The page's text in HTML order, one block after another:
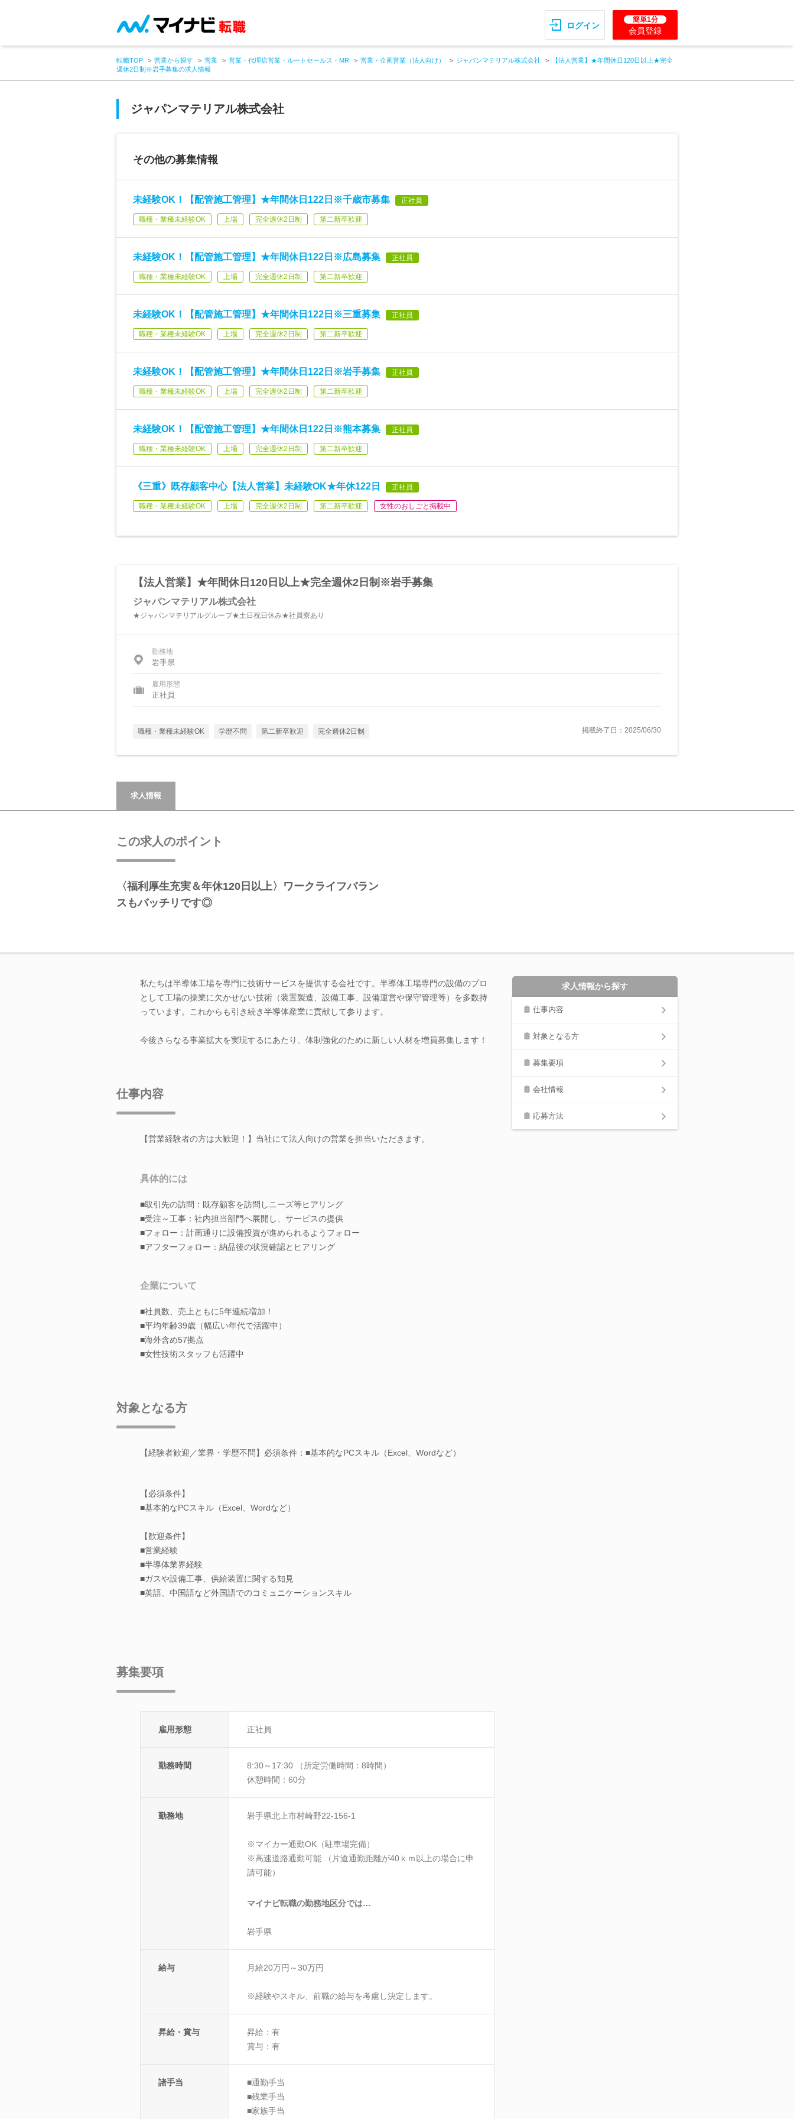
ログイン
簡単1分
会員登録
転職TOP 営業から探す 営業 営業・代理店営業・ルートセールス・MR 営業・企画営業（法人向け） ジャパンマテリアル株式会社
【法人営業】★年間休日120日以上★完全
週休2日制※岩手募集の求人情報
ジャパンマテリアル株式会社
その他の募集情報
未経験OK！【配管施工管理】★年間休日122日※千歳市募集 正社員
職種・業種未経験OK 上場 完全週休2日制 第二新卒歓迎
未経験OK！【配管施工管理】★年間休日122日※広島募集 正社員
職種・業種未経験OK 上場 完全週休2日制 第二新卒歓迎
未経験OK！【配管施工管理】★年間休日122日※三重募集 正社員
職種・業種未経験OK 上場 完全週休2日制 第二新卒歓迎
未経験OK！【配管施工管理】★年間休日122日※岩手募集 正社員
職種・業種未経験OK 上場 完全週休2日制 第二新卒歓迎
未経験OK！【配管施工管理】★年間休日122日※熊本募集 正社員
職種・業種未経験OK 上場 完全週休2日制 第二新卒歓迎
《三重》既存顧客中心【法人営業】未経験OK★年休122日 正社員
職種・業種未経験OK 上場 完全週休2日制 第二新卒歓迎 女性のおしごと掲載中
【法人営業】★年間休日120日以上★完全週休2日制※岩手募集
ジャパンマテリアル株式会社
★ジャパンマテリアルグループ★土日祝日休み★社員寮あり
勤務地
岩手県
雇用形態
正社員
職種・業種未経験OK 学歴不問 第二新卒歓迎 完全週休2日制 掲載終了日：2025/06/30
求人情報
この求人のポイント
〈福利厚生充実＆年休120日以上〉ワークライフバラン
スもバッチリです◎
私たちは半導体工場を専門に技術サービスを提供する会社です。半導体工場専門の設備のプロ
として工場の操業に欠かせない技術（装置製造、設備工事、設備運営や保守管理等）を多数持
っています。これからも引き続き半導体産業に貢献して参ります。
今後さらなる事業拡大を実現するにあたり、体制強化のために新しい人材を増員募集します！
仕事内容
【営業経験者の方は大歓迎！】当社にて法人向けの営業を担当いただきます。
具体的には
■取引先の訪問：既存顧客を訪問しニーズ等ヒアリング
■受注～工事：社内担当部門へ展開し、サービスの提供
■フォロー：計画通りに設備投資が進められるようフォロー
■アフターフォロー：納品後の状況確認とヒアリング
企業について
■社員数、売上ともに5年連続増加！
■平均年齢39歳（幅広い年代で活躍中）
■海外含め57拠点
■女性技術スタッフも活躍中
対象となる方
【経験者歓迎／業界・学歴不問】必須条件：■基本的なPCスキル（Excel、Wordなど）
【必須条件】
■基本的なPCスキル（Excel、Wordなど）
【歓迎条件】
■営業経験
■半導体業界経験
■ガスや設備工事、供給装置に関する知見
■英語、中国語など外国語でのコミュニケーションスキル
募集要項
雇用形態 正社員
勤務時間
8:30～17:30 （所定労働時間：8時間）
休憩時間：60分
勤務地 岩手県北上市村崎野22-156-1
※マイカー通勤OK（駐車場完備）
※高速道路通勤可能 （片道通勤距離が40ｋｍ以上の場合に申
請可能）
マイナビ転職の勤務地区分では…
岩手県
給与 月給20万円～30万円
※経験やスキル、前職の給与を考慮し決定します。
昇給・賞与
昇給：有
賞与：有
諸手当
■通勤手当
■残業手当
■家族手当
求人情報から探す
仕事内容
対象となる方
募集要項
会社情報
応募方法